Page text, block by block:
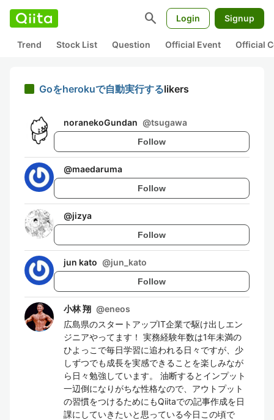
search Login Signup
Trend Stock List Question Official Event Official
Goをherokuで自動実行するlikers
noranekoGundan @tsugawa
Follow
@maedaruma
Follow
@jizya
Follow
jun kato @jun_kato
Follow
小林 翔 @eneos
広島県のスタートアップIT企業で駆け出しエン
ジニアやってます！ 実務経験年数は1年未満の
ひよっこで毎日学習に追われる日々ですが、少
しずつでも成長を実感できることを楽しみなが
ら日々勉強しています。 油断するとインプット
一辺倒になりがちな性格なので、アウトプット
の習慣をつけるためにもQiitaでの記事作成を日
課にしていきたいと思っている今日この頃で